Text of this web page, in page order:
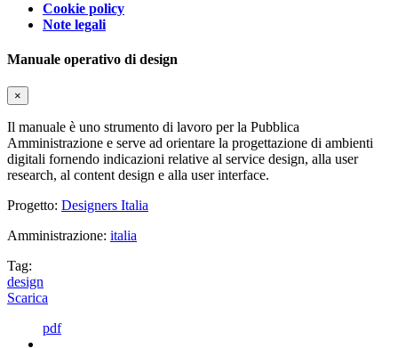
Cookie policy
Note legali
Manuale operativo di design
×
Il manuale è uno strumento di lavoro per la Pubblica
Amministrazione e serve ad orientare la progettazione di ambienti
digitali fornendo indicazioni relative al service design, alla user
research, al content design e alla user interface.
Progetto: Designers Italia
Amministrazione: italia
Tag:
design
Scarica
pdf